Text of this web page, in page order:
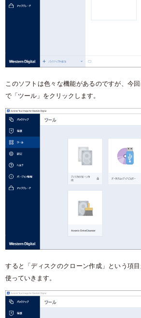
このソフトは色々な機能があるのですが、今
で「ツール」をクリックします。
すると「ディスクのクローン作成」という項
使っていきます。